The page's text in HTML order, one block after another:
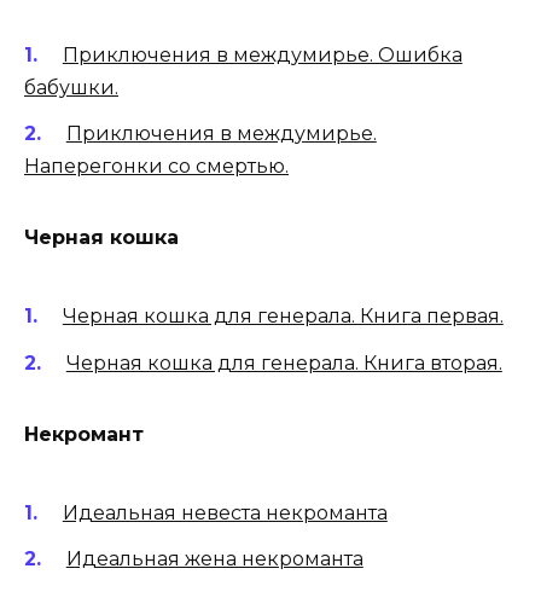
Приключения в междумирье. Ошибка
бабушки.
Приключения в междумирье.
Наперегонки со смертью.
Черная кошка
Черная кошка для генерала. Книга первая.
Черная кошка для генерала. Книга вторая.
Некромант
Идеальная невеста некроманта
Идеальная жена некроманта